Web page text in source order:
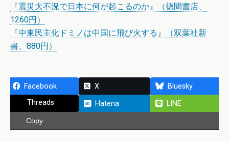
『震災大不況で日本に何が起こるのか』（徳間書店、
1260円）
『中東民主化ドミノは中国に飛び火する』（双葉社新
書、880円）
Facebook X
Bluesky
Threads
Hatena LINE
Copy